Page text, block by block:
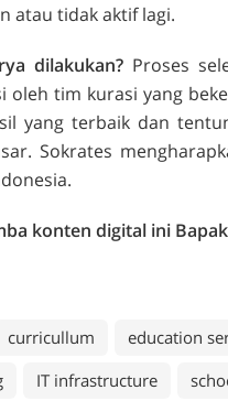
atau tidak aktif lagi.
dilakukan? Proses
oleh tim kurasi yang
yang terbaik dan
Sokrates
konten digital ini
curricullum education
IT infrastructure